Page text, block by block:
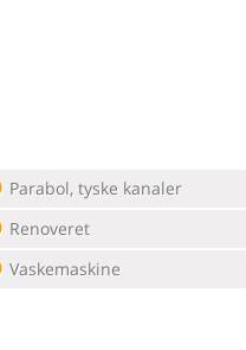
Parabol, tyske kanaler
Renoveret
Vaskemaskine